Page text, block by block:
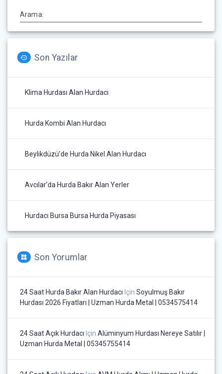
Arama:
Son Yazılar
Klima Hurdası Alan Hurdacı
Hurda Kombi Alan Hurdacı
Beylikdüzü’de Hurda Nikel Alan Hurdacı
Avcılar’da Hurda Bakır Alan Yerler
Hurdacı Bursa Bursa Hurda Piyasası
Son Yorumlar
24 Saat Hurda Bakır Alan Hurdacı Için Soyulmuş Bakır
Hurdası 2026 Fiyatları | Uzman Hurda Metal | 0534575414
24 Saat Açık Hurdacı Için Alüminyum Hurdası Nereye Satılır |
Uzman Hurda Metal | 05345755414